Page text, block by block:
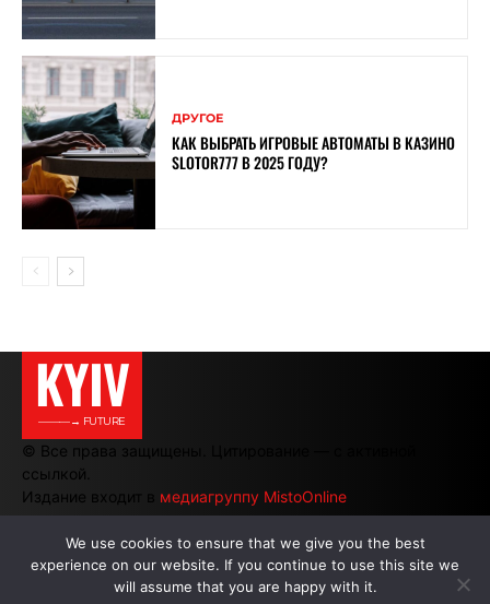
ДРУГОЕ
КАК ВЫБРАТЬ ИГРОВЫЕ АВТОМАТЫ В КАЗИНО
SLOTOR777 В 2025 ГОДУ?
KYIV
———→ FUTURE
© Все права защищены. Цитирование — с активной
ссылкой.
Издание входит в медиагруппу MistoOnline
АВТОРЫ | РЕКЛАМА НА САЙТЕ
We use cookies to ensure that we give you the best
experience on our website. If you continue to use this site we
will assume that you are happy with it.